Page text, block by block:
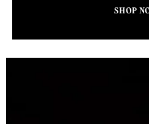
SHOP